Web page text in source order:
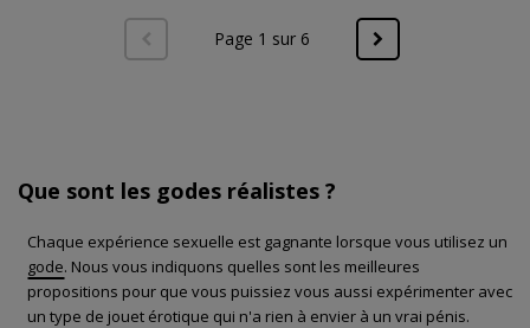
Page 1 sur 6
Que sont les godes réalistes ?
Chaque expérience sexuelle est gagnante lorsque vous utilisez un
gode. Nous vous indiquons quelles sont les meilleures
propositions pour que vous puissiez vous aussi expérimenter avec
un type de jouet érotique qui n'a rien à envier à un vrai pénis.